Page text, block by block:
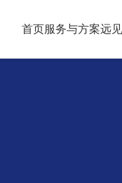
首页服务与方案远